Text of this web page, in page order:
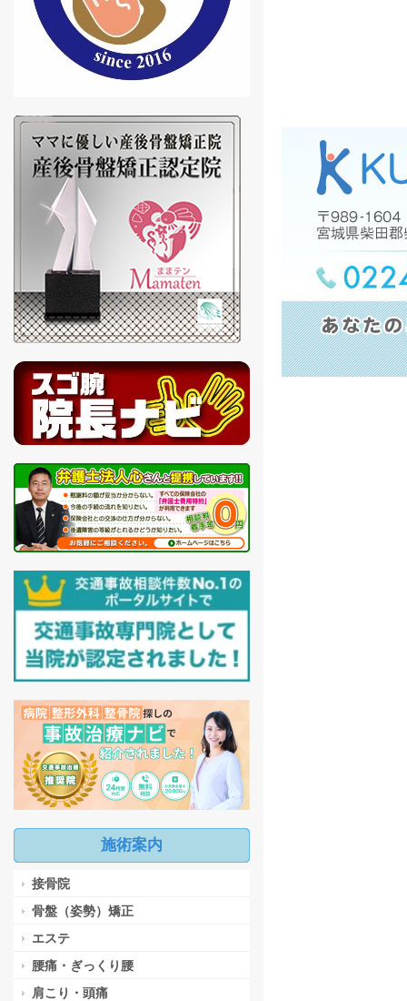
施術案内
接骨院
骨盤（姿勢）矯正
エステ
腰痛・ぎっくり腰
肩こり・頭痛